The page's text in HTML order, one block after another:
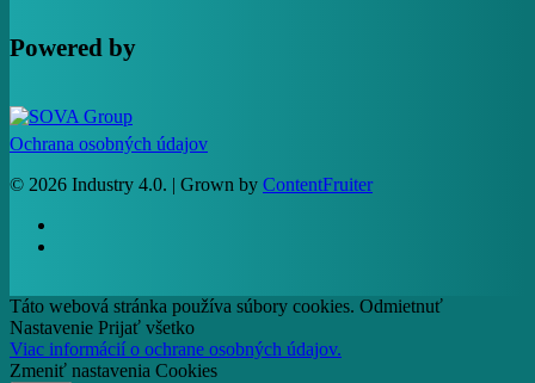
Powered by
Ochrana osobných údajov
© 2026 Industry 4.0. | Grown by ContentFruiter
Táto webová stránka používa súbory cookies. Odmietnuť
Nastavenie Prijať všetko
Viac informácií o ochrane osobných údajov.
Zmeniť nastavenia Cookies